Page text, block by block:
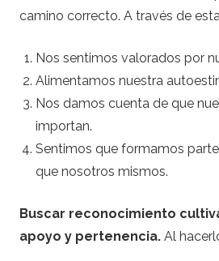
camino correcto. A través de
Nos sentimos valorados por
Alimentamos nuestra
Nos damos cuenta de que
importan.
Sentimos que formamos
que nosotros mismos.
Buscar reconocimiento
apoyo y pertenencia. Al